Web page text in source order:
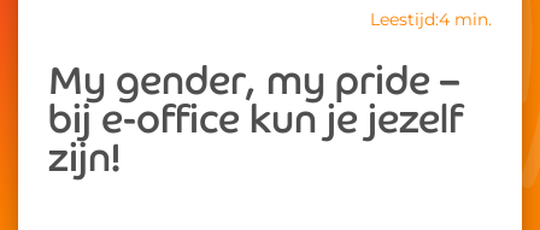
Leestijd:4 min.
My gender, my pride –
bij e-office kun je jezelf
zijn!